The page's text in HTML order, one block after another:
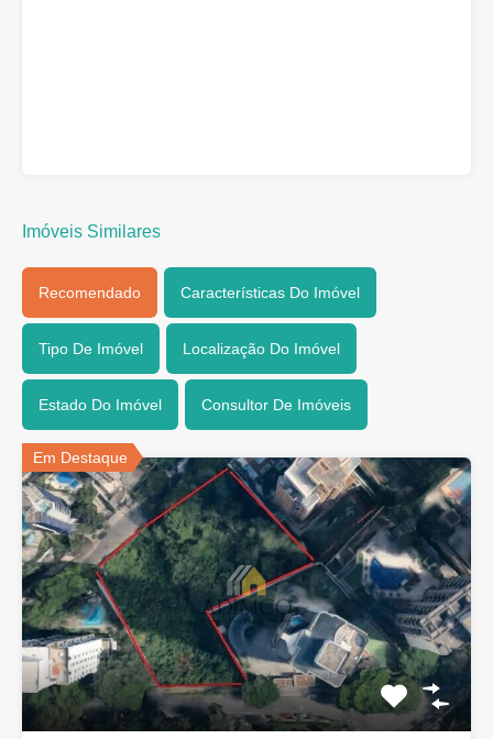
Imóveis Similares
Recomendado Características Do Imóvel
Tipo De Imóvel Localização Do Imóvel
Estado Do Imóvel Consultor De Imóveis
Em Destaque